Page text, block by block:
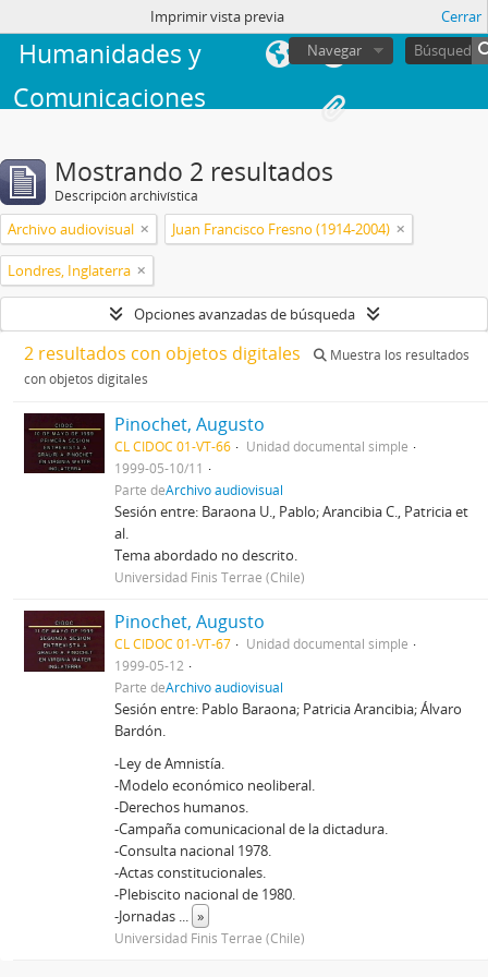
Facultad de
Humanidades y
Comunicaciones
sesión
Navegar
Imprimir vista previa Cerrar
Mostrando 2 resultados
Descripción archivística
Archivo audiovisual Juan Francisco Fresno (1914-2004)
Londres, Inglaterra
Opciones avanzadas de búsqueda
2 resultados con objetos digitales
Muestra los resultados
con objetos digitales
Pinochet, Augusto
CL CIDOC 01-VT-66
Unidad documental simple
1999-05-10/11
Parte deArchivo audiovisual
Sesión entre: Baraona U., Pablo; Arancibia C., Patricia et
al.
Tema abordado no descrito.
Universidad Finis Terrae (Chile)
Pinochet, Augusto
CL CIDOC 01-VT-67
Unidad documental simple
1999-05-12
Parte deArchivo audiovisual
Sesión entre: Pablo Baraona; Patricia Arancibia; Álvaro
Bardón.
-Ley de Amnistía.
-Modelo económico neoliberal.
-Derechos humanos.
-Campaña comunicacional de la dictadura.
-Consulta nacional 1978.
-Actas constitucionales.
-Plebiscito nacional de 1980.
-Jornadas ... »
Universidad Finis Terrae (Chile)